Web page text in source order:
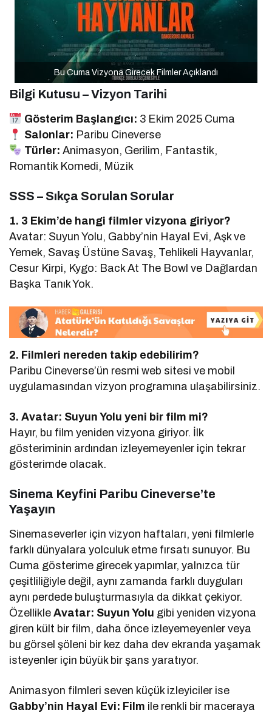
Bu Cuma Vizyona Girecek Filmler Açıklandı
Bilgi Kutusu – Vizyon Tarihi
Gösterim Başlangıcı: 3 Ekim 2025 Cuma
Salonlar: Paribu Cineverse
Türler: Animasyon, Gerilim, Fantastik,
Romantik Komedi, Müzik
SSS – Sıkça Sorulan Sorular
1. 3 Ekim’de hangi filmler vizyona giriyor?
Avatar: Suyun Yolu, Gabby’nin Hayal Evi, Aşk ve
Yemek, Savaş Üstüne Savaş, Tehlikeli Hayvanlar,
Cesur Kirpi, Kygo: Back At The Bowl ve Dağlardan
Başka Tanık Yok.
2. Filmleri nereden takip edebilirim?
Paribu Cineverse’ün resmi web sitesi ve mobil
uygulamasından vizyon programına ulaşabilirsiniz.
3. Avatar: Suyun Yolu yeni bir film mi?
Hayır, bu film yeniden vizyona giriyor. İlk
gösteriminin ardından izleyemeyenler için tekrar
gösterimde olacak.
Sinema Keyfini Paribu Cineverse’te
Yaşayın
Sinemaseverler için vizyon haftaları, yeni filmlerle
farklı dünyalara yolculuk etme fırsatı sunuyor. Bu
Cuma gösterime girecek yapımlar, yalnızca tür
çeşitliliğiyle değil, aynı zamanda farklı duyguları
aynı perdede buluşturmasıyla da dikkat çekiyor.
ÖzellikleAvatar: Suyun Yolu gibi yeniden vizyona
giren kült bir film, daha önce izleyemeyenler veya
bu görsel şöleni bir kez daha dev ekranda yaşamak
isteyenler için büyük bir şans yaratıyor.
Animasyon filmleri seven küçük izleyiciler ise
Gabby’nin Hayal Evi: Film ile renkli bir maceraya